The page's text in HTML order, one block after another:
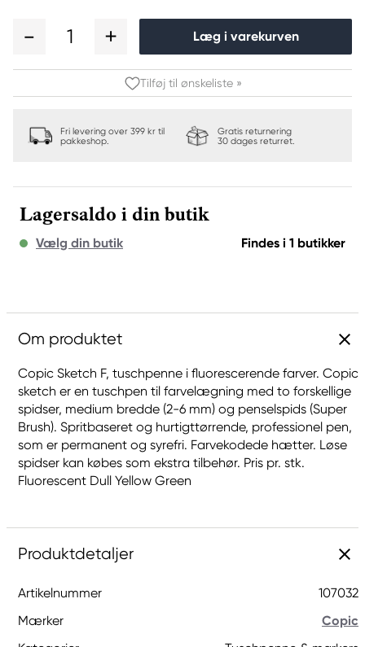
1 Læg i varekurven
Tilføj til ønskeliste »
Fri levering over 399 kr til
pakkeshop.
Gratis returnering
30 dages returret.
Lagersaldo i din butik
Vælg din butik Findes i 1 butikker
Om produktet
Copic Sketch F, tuschpenne i fluorescerende farver. Copic
sketch er en tuschpen til farvelægning med to forskellige
spidser, medium bredde (2-6 mm) og penselspids (Super
Brush). Spritbaseret og hurtigttørrende, professionel pen,
som er permanent og syrefri. Farvekodede hætter. Løse
spidser kan købes som ekstra tilbehør. Pris pr. stk.
Fluorescent Dull Yellow Green
Produktdetaljer
Artikelnummer
107032
Mærker
Copic